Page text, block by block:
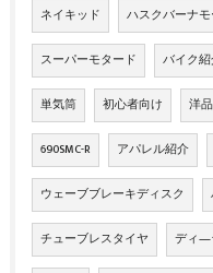
ネイキッド ハスクバーナ
スーパーモタード バイク
単気筒 初心者向け 洋
690SMC-R アパレル紹介
ウェーブブレーキディスク
チューブレスタイヤ ディ―